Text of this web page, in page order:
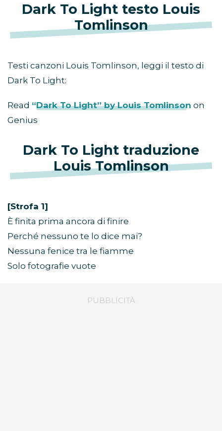
Dark To Light testo Louis
Tomlinson
Testi canzoni Louis Tomlinson, leggi il testo di
Dark To Light:
Read “Dark To Light” by Louis Tomlinson on
Genius
Dark To Light traduzione
Louis Tomlinson
[Strofa 1]
È finita prima ancora di finire
Perché nessuno te lo dice mai?
Nessuna fenice tra le fiamme
Solo fotografie vuote